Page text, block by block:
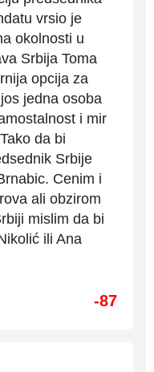
vrsio je
okolnosti u
Srbija Toma
opcija za
jedna osoba
i mir
da bi
Srbije
Cenim i
ali obzirom
mislim da bi
ili Ana
-87